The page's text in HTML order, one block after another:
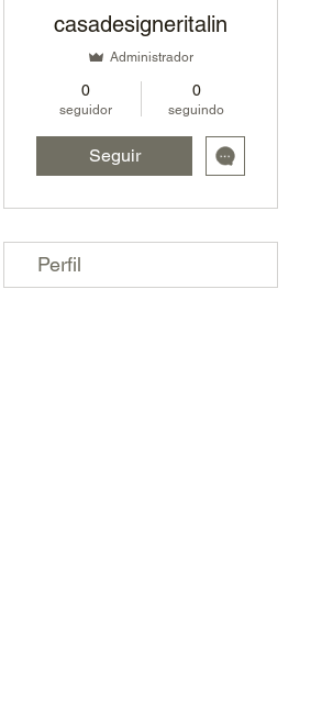
casadesigneritalin
Administrador
0
seguidor
0
seguindo
Seguir
Perfil